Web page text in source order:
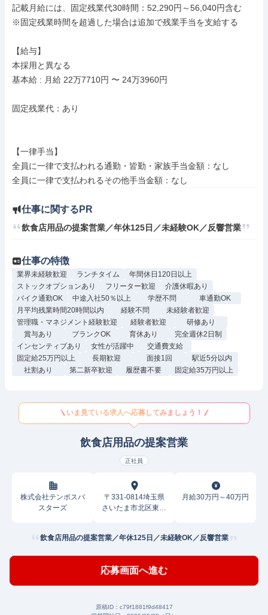
記載月給には、固定残業代30時間：52,290円～56,040円含む
※固定残業時間を超過した場合は追加で残業手当を支給する
【給与】
本採用と異なる
基本給 : 月給 22万7710円 〜 24万3960円
固定残業代：あり
【一律手当】
全員に一律で支払われる通勤・皆勤・家族手当金額：なし
仕事に関するPR
飲食店用品の提案営業／年休125日／未経験OK／反響営業
仕事の特徴
業界未経験歓迎 ランチタイム
年間休日120日以上
ストックオプションあり
フリーター歓迎
介護休暇あり
バイク通勤OK
中途入社50％以上 学歴不問
車通勤OK
月平均残業時間20時間以内
経験不問
未経験者歓迎
管理職・マネジメント経験歓迎
経験者歓迎
研修あり
賞与あり
ブランクOK 育休あり
完全週休2日制
インセンティブあり
女性が活躍中
交通費支給
固定給25万円以上
長期歓迎 面接1回
駅近5分以内
社割あり
第二新卒歓迎 履歴書不要 固定給35万円以上
いま見ている求人へ応募してみましょう！
飲食店用品の提案営業
正社員
株式会社テンポスバ
スターズ
〒331-0814埼玉県
さいたま市北区東大
月給30万円～40万円
飲食店用品の提案営業／年休125日／未経験OK／反響営業
応募画面へ進む
原稿ID： c79f1881f9d48417